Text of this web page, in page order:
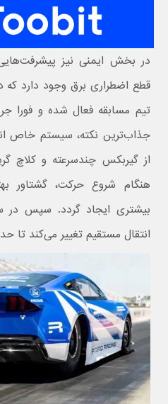
در بخش ایمنی نیز
قطع اضطراری برق وجود دارد که
تیم مسابقه فعال شده و فورا
جذاب‌ترین نکته، سیستم خاص
از گیربکس چندسرعته و کلاچ
هنگام شروع حرکت، گشتاور
بیشتری ایجاد گردد. سپس در
انتقال مستقیم تغییر می‌کند تا